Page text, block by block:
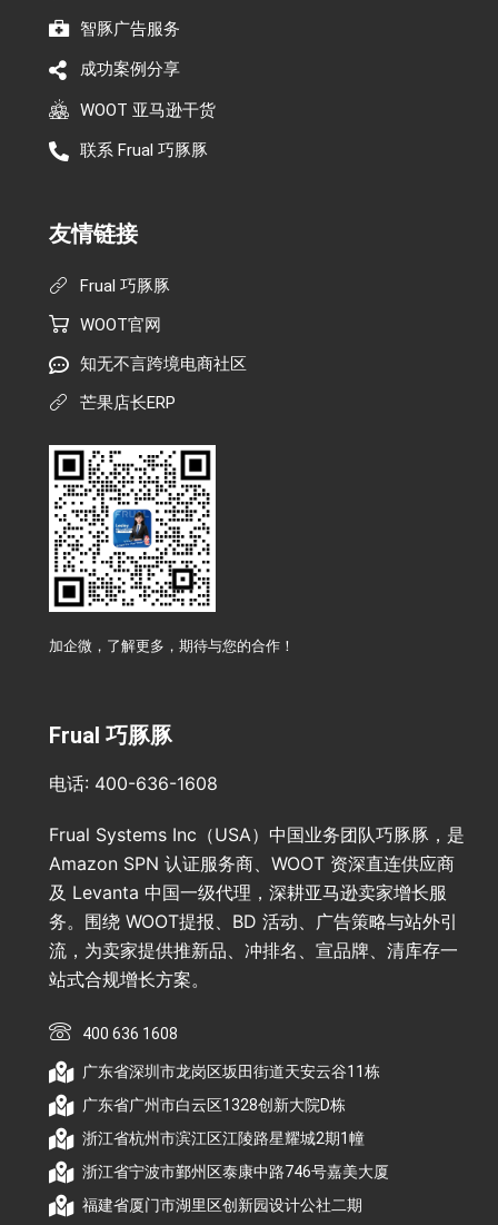
智豚广告服务
成功案例分享
WOOT 亚马逊干货
联系 Frual 巧豚豚
友情链接
Frual 巧豚豚
WOOT官网
知无不言跨境电商社区
芒果店长ERP
加企微，了解更多，期待与您的合作！
Frual 巧豚豚
电话: 400-636-1608
Frual Systems Inc（USA）中国业务团队巧豚豚，是
Amazon SPN 认证服务商、WOOT 资深直连供应商
及 Levanta 中国一级代理，深耕亚马逊卖家增长服
务。围绕 WOOT提报、BD 活动、广告策略与站外引
流，为卖家提供推新品、冲排名、宣品牌、清库存一
站式合规增长方案。
400 636 1608
广东省深圳市龙岗区坂田街道天安云谷11栋
广东省广州市白云区1328创新大院D栋
浙江省杭州市滨江区江陵路星耀城2期1幢
浙江省宁波市鄞州区泰康中路746号嘉美大厦
福建省厦门市湖里区创新园设计公社二期